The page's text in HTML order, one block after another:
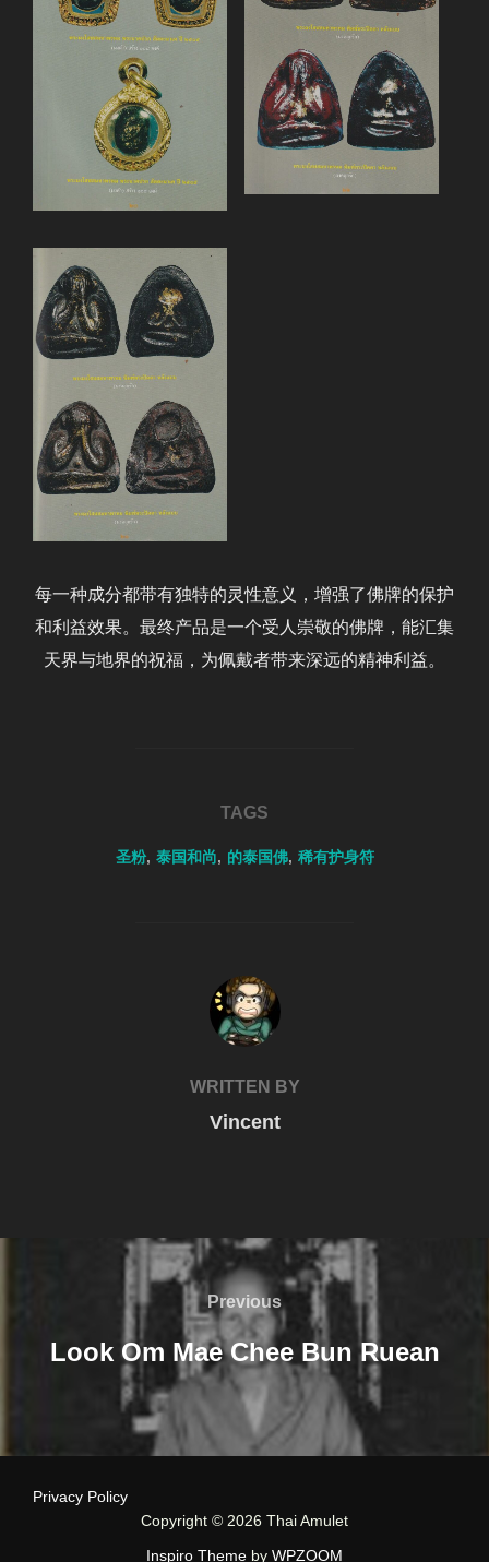
每一种成分都带有独特的灵性意义，增强了佛牌的保护
和利益效果。最终产品是一个受人崇敬的佛牌，能汇集
天界与地界的祝福，为佩戴者带来深远的精神利益。
TAGS
圣粉, 泰国和尚, 的泰国佛, 稀有护身符
POST AUTHOR
WRITTEN BY
Vincent
navigation
Previous
Previous
Look Om Mae Chee Bun Ruean
Privacy Policy
Copyright © 2026 Thai Amulet
Inspiro Theme by WPZOOM